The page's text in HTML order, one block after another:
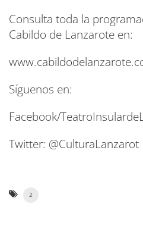
Consulta toda la
Cabildo de Lanzarote en:
Síguenos en:
Facebook/
Twitter: @CulturaLanzarot
2